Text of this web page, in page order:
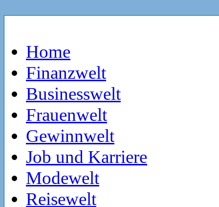
Home
Finanzwelt
Businesswelt
Frauenwelt
Gewinnwelt
Job und Karriere
Modewelt
Reisewelt